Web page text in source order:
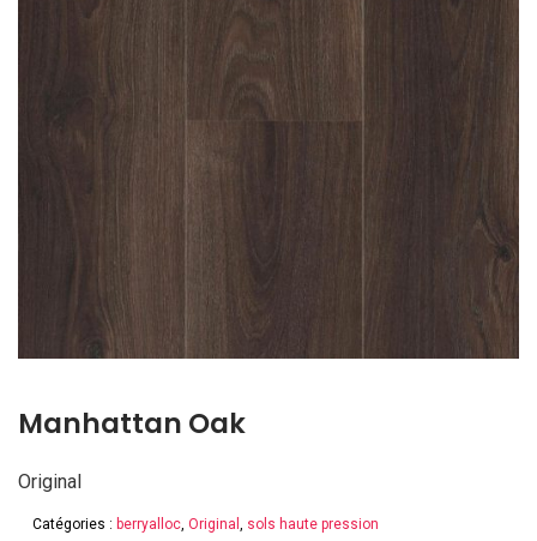
Manhattan Oak
Original
Catégories : berryalloc Original sols haute pression